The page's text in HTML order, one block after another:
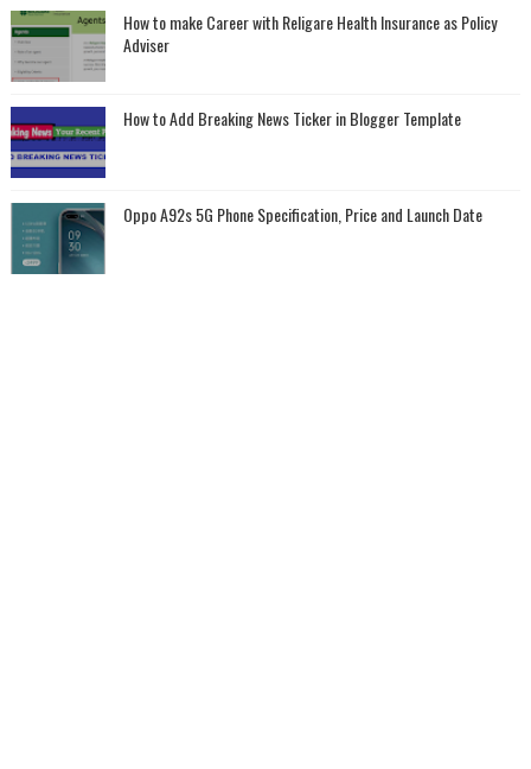
How to make Career with Religare Health Insurance as Policy
Adviser
How to Add Breaking News Ticker in Blogger Template
Oppo A92s 5G Phone Specification, Price and Launch Date